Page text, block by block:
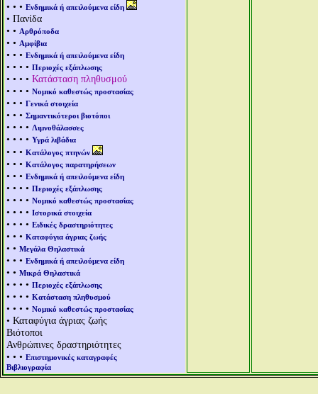
• • • Ενδημικά ή απειλούμενα είδη
• Πανίδα
• • Αρθρόποδα
• • Αμφίβια
• • • Ενδημικά ή απειλούμενα είδη
• • • • Περιοχές εξάπλωσης
• • • • Κατάσταση πληθυσμού
• • • • Νομικό καθεστώς προστασίας
• • • Γενικά στοιχεία
• • • Σημαντικότεροι βιοτόποι
• • • • Λιμνοθάλασσες
• • • • Υγρά λιβάδια
• • • Κατάλογος πτηνών
• • • Κατάλογος παρατηρήσεων
• • • Ενδημικά ή απειλούμενα είδη
• • • • Περιοχές εξάπλωσης
• • • • Νομικό καθεστώς προστασίας
• • • • Ιστορικά στοιχεία
• • • • Ειδικές δραστηριότητες
• • • Καταφύγια άγριας ζωής
• • Μεγάλα Θηλαστικά
• • • Ενδημικά ή απειλούμενα είδη
• • Μικρά Θηλαστικά
• • • • Περιοχές εξάπλωσης
• • • • Κατάσταση πληθυσμού
• • • • Νομικό καθεστώς προστασίας
• Καταφύγια άγριας ζωής
Βιότοποι
Ανθρώπινες δραστηριότητες
• • • Επιστημονικές καταγραφές
Βιβλιογραφία